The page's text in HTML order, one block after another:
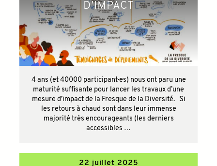
D’IMPACT
4 ans (et 40000 participant·es) nous ont paru une
maturité suffisante pour lancer les travaux d’une
mesure d’impact de la Fresque de la Diversité. Si
les retours à chaud sont dans leur immense
majorité très encourageants (les derniers
accessibles …
22 juillet 2025